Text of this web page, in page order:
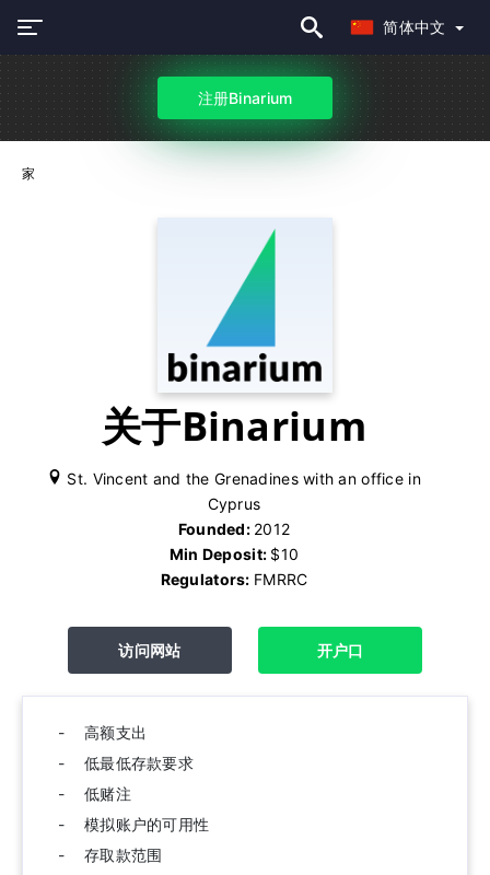
简体中文
注册Binarium
家
关于Binarium
St. Vincent and the Grenadines with an office in
Cyprus
Founded: 2012
Min Deposit: $10
Regulators: FMRRC
访问网站 开户口
高额支出
低最低存款要求
低赌注
模拟账户的可用性
存取款范围